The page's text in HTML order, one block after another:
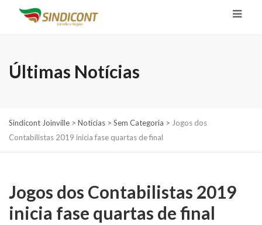
Últimas Notícias
Sindicont Joinville > Notícias > Sem Categoria > Jogos dos
Contabilistas 2019 inicia fase quartas de final
Jogos dos Contabilistas 2019
inicia fase quartas de final